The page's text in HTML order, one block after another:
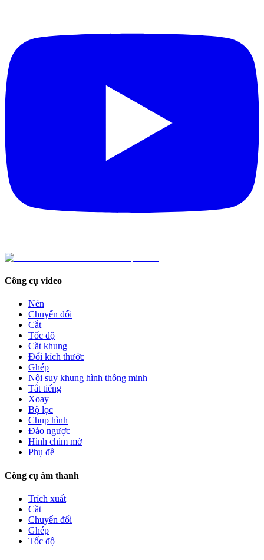
Công cụ video
Nén
Chuyển đổi
Cắt
Tốc độ
Cắt khung
Đổi kích thước
Ghép
Nội suy khung hình thông minh
Tắt tiếng
Xoay
Bộ lọc
Chụp hình
Đảo ngược
Hình chìm mờ
Phụ đề
Công cụ âm thanh
Trích xuất
Cắt
Chuyển đổi
Ghép
Tốc độ